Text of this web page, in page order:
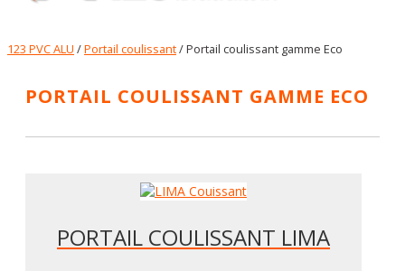
123 PVC ALU /Portail coulissant/ Portail coulissant gamme Eco
PORTAIL COULISSANT GAMME ECO
PORTAIL COULISSANT LIMA